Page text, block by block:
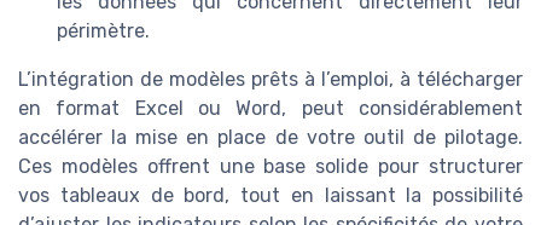
périmètre.
L’intégration de modèles prêts à l’emploi, à télécharger
en format Excel ou Word, peut considérablement
accélérer la mise en place de votre outil de pilotage.
Ces modèles offrent une base solide pour structurer
vos tableaux de bord, tout en laissant la possibilité